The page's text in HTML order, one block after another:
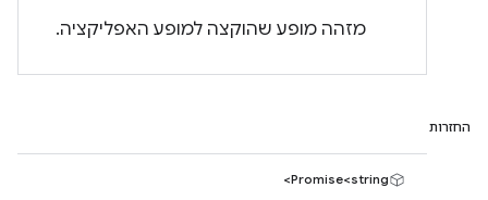
מזהה מופע שהוקצה למופע האפליקציה.
החזרות
Promise<string>